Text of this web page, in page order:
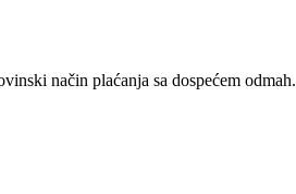
način plaćanja sa dospećem odmah.